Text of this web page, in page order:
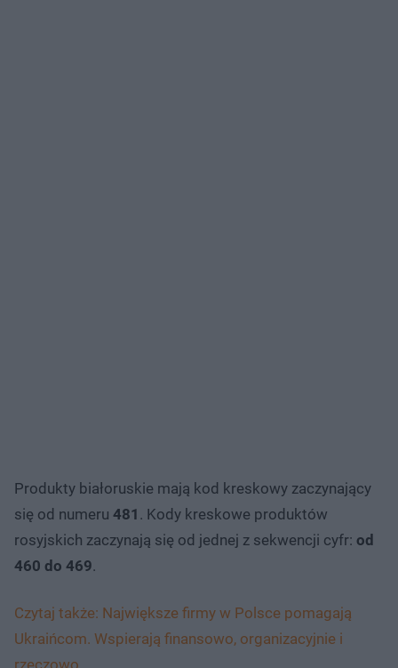
Produkty białoruskie mają kod kreskowy zaczynający
się od numeru 481 . Kody kreskowe produktów
rosyjskich zaczynają się od jednej z sekwencji cyfr: od
460 do 469.
Czytaj także: Największe firmy w Polsce pomagają
Ukraińcom. Wspierają finansowo, organizacyjnie i
rzeczowo